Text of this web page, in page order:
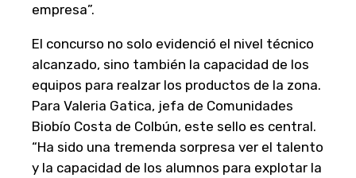
empresa”.
El concurso no solo evidenció el nivel técnico
alcanzado, sino también la capacidad de los
equipos para realzar los productos de la zona.
Para Valeria Gatica, jefa de Comunidades
Biobío Costa de Colbún, este sello es central.
“Ha sido una tremenda sorpresa ver el talento
y la capacidad de los alumnos para explotar la